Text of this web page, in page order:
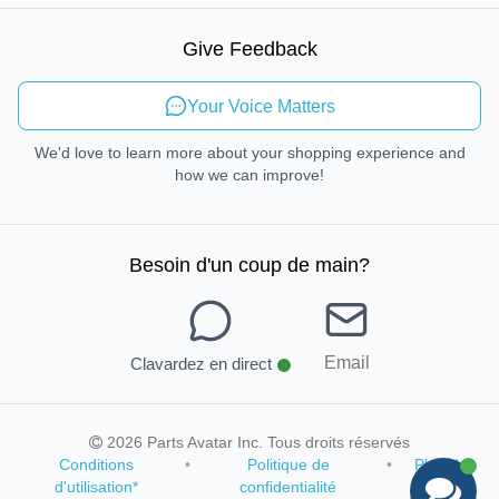
Envoyer des commentaires
Give Feedback
Your Voice Matters
We'd love to learn more about your shopping experience and
how we can improve!
Besoin d'un coup de main?
Clavardez en direct Email
2026 Parts Avatar Inc. Tous droits réservés
Conditions
d'utilisation*
•
Politique de
confidentialité
•
Plan du
site